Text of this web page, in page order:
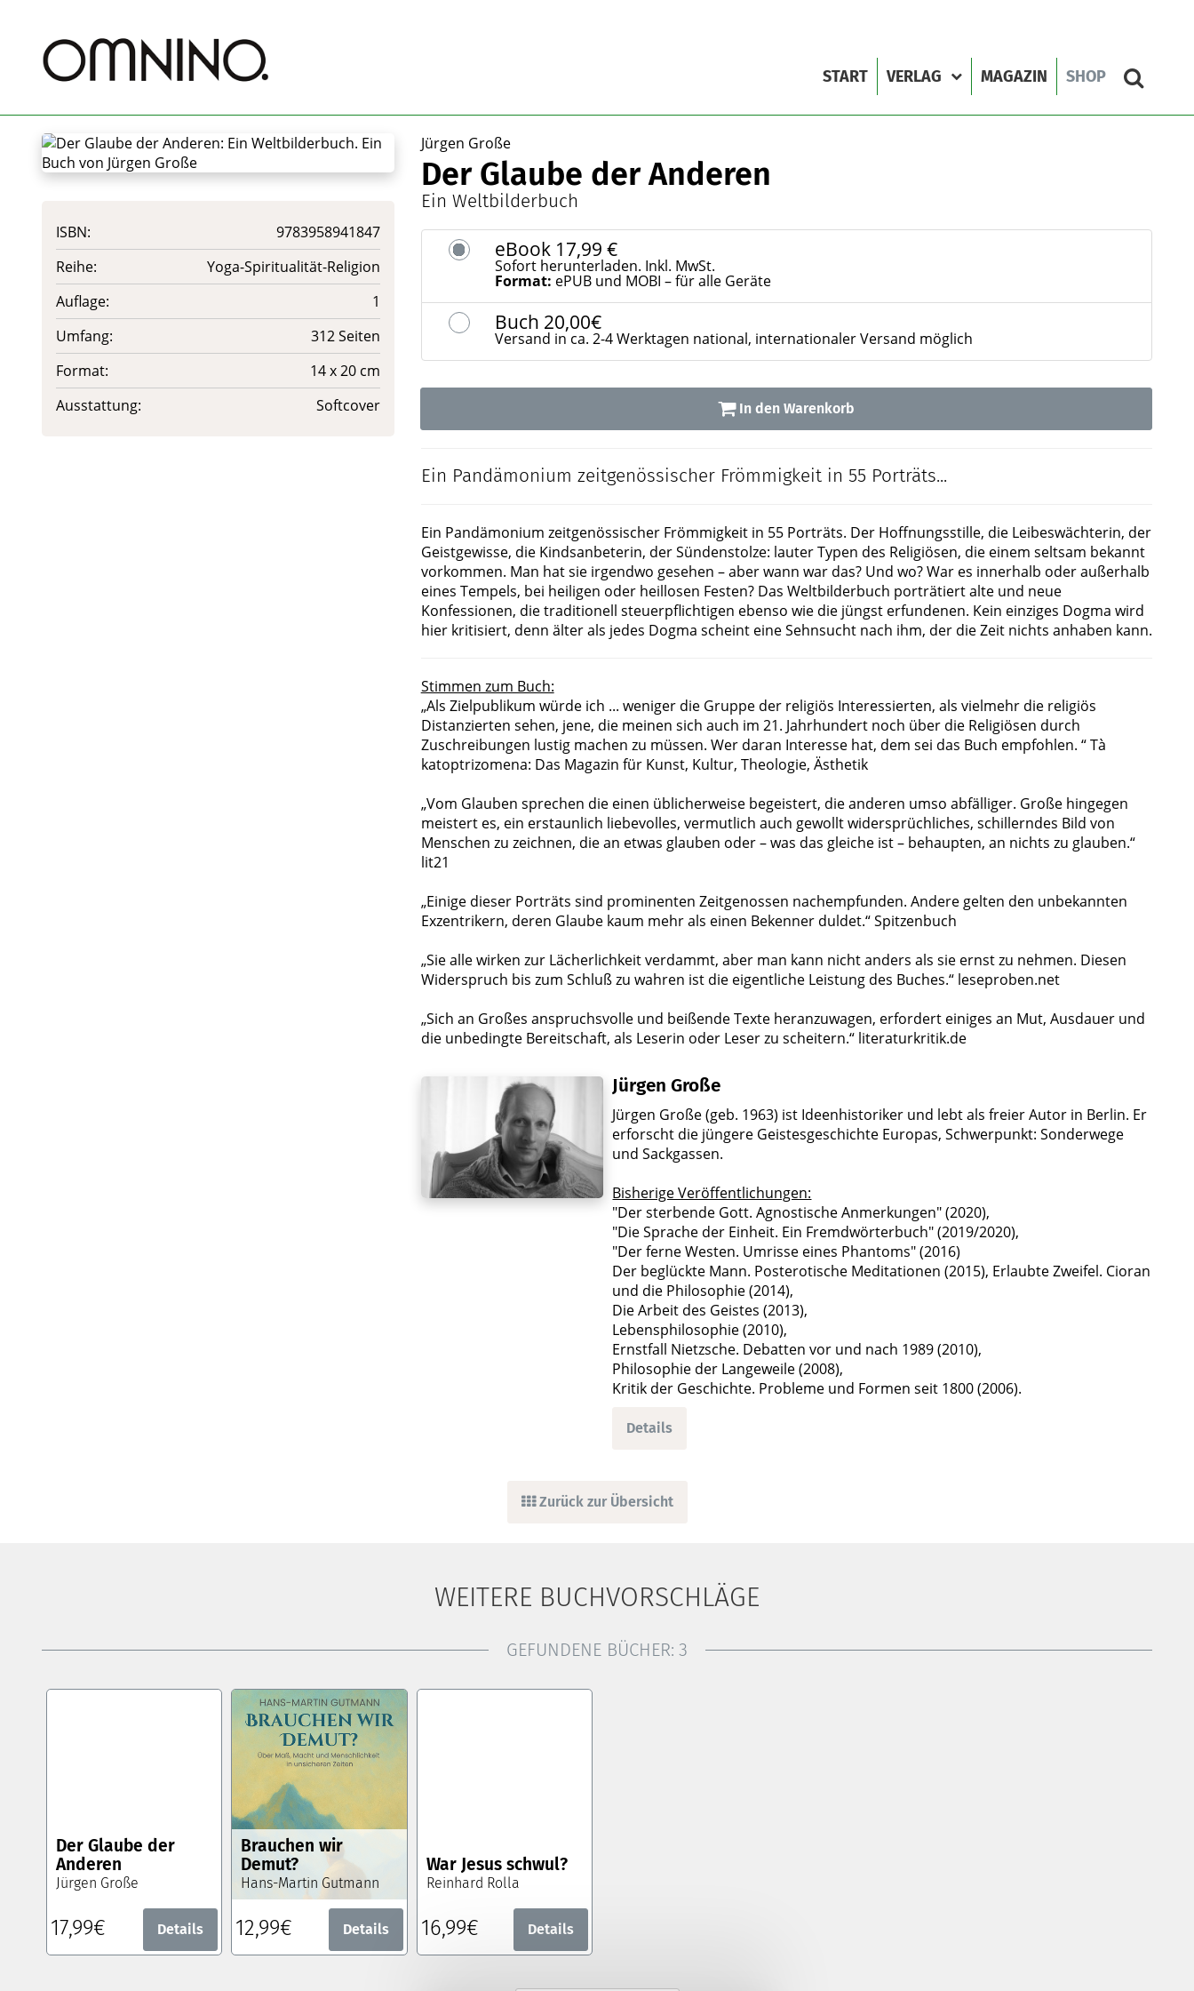
START VERLAG MAGAZIN SHOP
ISBN:
9783958941847
Reihe:
Yoga-Spiritualität-Religion
Auflage:
1
Umfang:
312 Seiten
Format:
14 x 20 cm
Ausstattung:
Softcover
Jürgen Große
Der Glaube der Anderen
Ein Weltbilderbuch
eBook 17,99 €
Sofort herunterladen. Inkl. MwSt.
Format: ePUB und MOBI – für alle Geräte
Buch 20,00€
Versand in ca. 2-4 Werktagen national, internationaler Versand möglich
In den Warenkorb
Ein Pandämonium zeitgenössischer Frömmigkeit in 55 Porträts...
Ein Pandämonium zeitgenössischer Frömmigkeit in 55 Porträts. Der Hoffnungsstille, die Leibeswächterin, der
Geistgewisse, die Kindsanbeterin, der Sündenstolze: lauter Typen des Religiösen, die einem seltsam bekannt
vorkommen. Man hat sie irgendwo gesehen – aber wann war das? Und wo? War es innerhalb oder außerhalb
eines Tempels, bei heiligen oder heillosen Festen? Das Weltbilderbuch porträtiert alte und neue
Konfessionen, die traditionell steuerpflichtigen ebenso wie die jüngst erfundenen. Kein einziges Dogma wird
hier kritisiert, denn älter als jedes Dogma scheint eine Sehnsucht nach ihm, der die Zeit nichts anhaben kann.
Stimmen zum Buch:
„Als Zielpublikum würde ich ... weniger die Gruppe der religiös Interessierten, als vielmehr die religiös
Distanzierten sehen, jene, die meinen sich auch im 21. Jahrhundert noch über die Religiösen durch
Zuschreibungen lustig machen zu müssen. Wer daran Interesse hat, dem sei das Buch empfohlen. “ Tà
katoptrizomena: Das Magazin für Kunst, Kultur, Theologie, Ästhetik
„Vom Glauben sprechen die einen üblicherweise begeistert, die anderen umso abfälliger. Große hingegen
meistert es, ein erstaunlich liebevolles, vermutlich auch gewollt widersprüchliches, schillerndes Bild von
Menschen zu zeichnen, die an etwas glauben oder – was das gleiche ist – behaupten, an nichts zu glauben.“
lit21
„Einige dieser Porträts sind prominenten Zeitgenossen nachempfunden. Andere gelten den unbekannten
Exzentrikern, deren Glaube kaum mehr als einen Bekenner duldet.“ Spitzenbuch
„Sie alle wirken zur Lächerlichkeit verdammt, aber man kann nicht anders als sie ernst zu nehmen. Diesen
Widerspruch bis zum Schluß zu wahren ist die eigentliche Leistung des Buches.“ leseproben.net
„Sich an Großes anspruchsvolle und beißende Texte heranzuwagen, erfordert einiges an Mut, Ausdauer und
die unbedingte Bereitschaft, als Leserin oder Leser zu scheitern.“ literaturkritik.de
Jürgen Große
Jürgen Große (geb. 1963) ist Ideenhistoriker und lebt als freier Autor in Berlin. Er
erforscht die jüngere Geistesgeschichte Europas, Schwerpunkt: Sonderwege
und Sackgassen.
Bisherige Veröffentlichungen:
"Der sterbende Gott. Agnostische Anmerkungen" (2020),
"Die Sprache der Einheit. Ein Fremdwörterbuch" (2019/2020),
"Der ferne Westen. Umrisse eines Phantoms" (2016)
Der beglückte Mann. Posterotische Meditationen (2015), Erlaubte Zweifel. Cioran
und die Philosophie (2014),
Die Arbeit des Geistes (2013),
Lebensphilosophie (2010),
Ernstfall Nietzsche. Debatten vor und nach 1989 (2010),
Philosophie der Langeweile (2008),
Kritik der Geschichte. Probleme und Formen seit 1800 (2006).
Details
Zurück zur Übersicht
WEITERE BUCHVORSCHLÄGE
GEFUNDENE BÜCHER: 3
Der Glaube der
Anderen
Jürgen Große
17,99€ Details
Brauchen wir
Demut?
Hans-Martin Gutmann
12,99€ Details
War Jesus schwul?
Reinhard Rolla
16,99€ Details